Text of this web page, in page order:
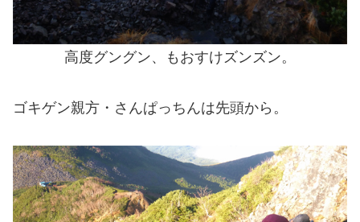
高度グングン、もおすけズンズン。
ゴキゲン親方・さんぱっちんは先頭から。